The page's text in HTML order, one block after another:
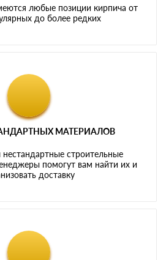
любые позиции кирпича от
до более редких
МАТЕРИАЛОВ
строительные
помогут вам найти их и
доставку